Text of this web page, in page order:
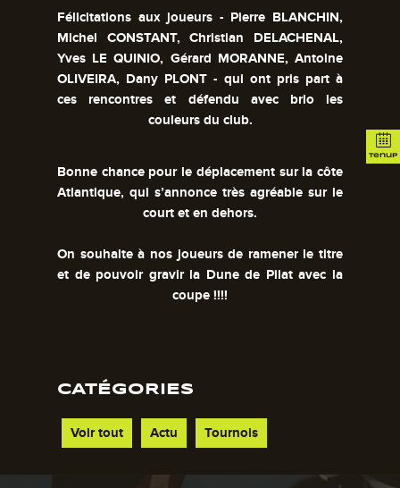
tenup
Félicitations aux joueurs - Pierre BLANCHIN,
Michel CONSTANT, Christian DELACHENAL,
Yves LE QUINIO, Gérard MORANNE, Antoine
OLIVEIRA, Dany PLONT - qui ont pris part à
ces rencontres et défendu avec brio les
couleurs du club.
Bonne chance pour le déplacement sur la côte
Atlantique, qui s’annonce très agréable sur le
court et en dehors.
On souhaite à nos joueurs de ramener le titre
et de pouvoir gravir la Dune de Pilat avec la
coupe !!!!
CATÉGORIES
Voir tout Actu Tournois